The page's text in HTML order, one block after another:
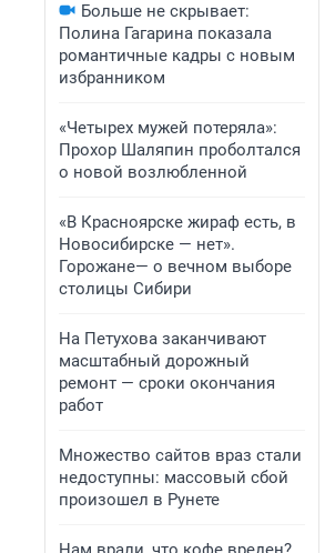
Больше не скрывает:
Полина Гагарина показала
романтичные кадры с новым
избранником
«Четырех мужей потеряла»:
Прохор Шаляпин проболтался
о новой возлюбленной
«В Красноярске жираф есть, в
Новосибирске — нет».
Горожане— о вечном выборе
столицы Сибири
На Петухова заканчивают
масштабный дорожный
ремонт — сроки окончания
работ
Множество сайтов враз стали
недоступны: массовый сбой
произошел в Рунете